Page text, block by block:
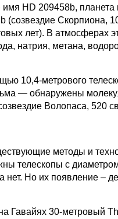
HD 209458b, планета
(созвездие Скорпиона,
лет). В атмосферах
натрия, метана,
10,4-метрового
— обнаружены
Волопаса, 520
методы и
телескопы с
нет. Но их появление –
Гавайях 30-метровый